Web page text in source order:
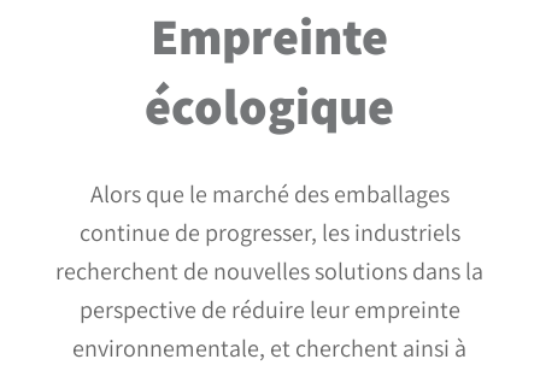
Empreinte
écologique
Alors que le marché des emballages
continue de progresser, les industriels
recherchent de nouvelles solutions dans la
perspective de réduire leur empreinte
environnementale, et cherchent ainsi à